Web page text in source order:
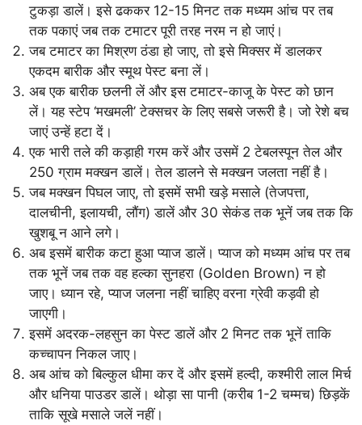
टुकड़ा डालें। इसे ढककर 12-15 मिनट तक मध्यम आंच पर तब
तक पकाएं जब तक टमाटर पूरी तरह नरम न हो जाएं।
जब टमाटर का मिश्रण ठंडा हो जाए, तो इसे मिक्सर में डालकर
एकदम बारीक और स्मूथ पेस्ट बना लें।
अब एक बारीक छलनी लें और इस टमाटर-काजू के पेस्ट को छान
लें। यह स्टेप ‘मखमली’ टेक्सचर के लिए सबसे जरूरी है। जो रेशे बच
जाएं उन्हें हटा दें।
एक भारी तले की कड़ाही गरम करें और उसमें 2 टेबलस्पून तेल और
250 ग्राम मक्खन डालें। तेल डालने से मक्खन जलता नहीं है।
जब मक्खन पिघल जाए, तो इसमें सभी खड़े मसाले (तेजपत्ता,
दालचीनी, इलायची, लौंग) डालें और 30 सेकंड तक भूनें जब तक कि
खुशबू न आने लगे।
अब इसमें बारीक कटा हुआ प्याज डालें। प्याज को मध्यम आंच पर तब
तक भूनें जब तक वह हल्का सुनहरा (Golden Brown) न हो
जाए। ध्यान रहे, प्याज जलना नहीं चाहिए वरना ग्रेवी कड़वी हो
जाएगी।
इसमें अदरक-लहसुन का पेस्ट डालें और 2 मिनट तक भूनें ताकि
कच्चापन निकल जाए।
अब आंच को बिल्कुल धीमा कर दें और इसमें हल्दी, कश्मीरी लाल मिर्च
और धनिया पाउडर डालें। थोड़ा सा पानी (करीब 1-2 चम्मच) छिड़कें
ताकि सूखे मसाले जलें नहीं।